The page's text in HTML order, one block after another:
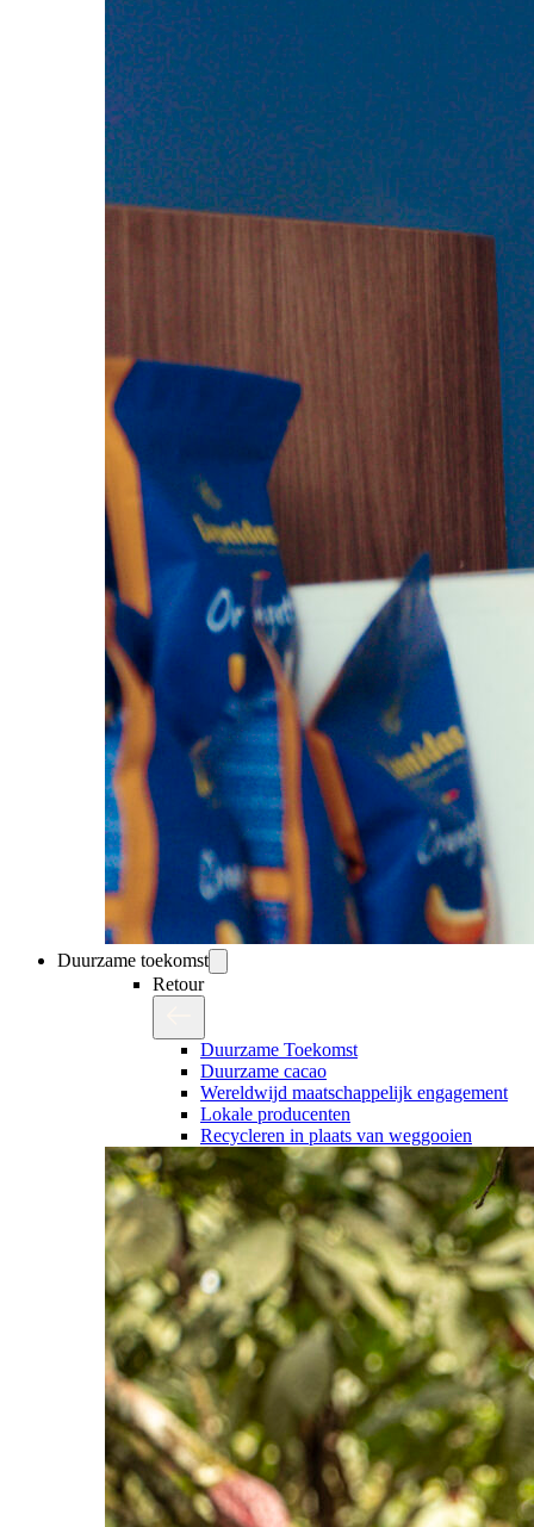
Duurzame toekomst
Retour
Duurzame Toekomst
Duurzame cacao
Wereldwijd maatschappelijk engagement
Lokale producenten
Recycleren in plaats van weggooien